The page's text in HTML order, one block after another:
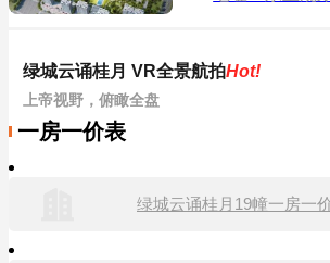
绿城云诵桂月 VR全景航拍Hot!
上帝视野，俯瞰全盘
一房一价表
绿城云诵桂月19幢一房一